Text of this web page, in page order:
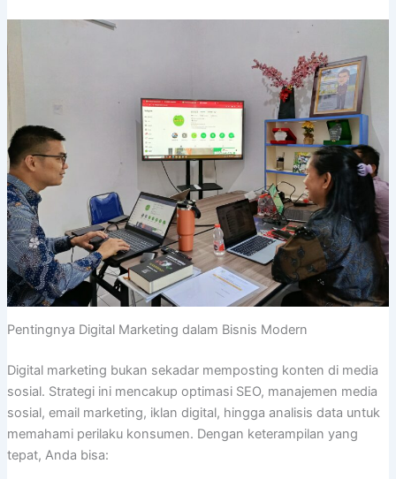
Pentingnya Digital Marketing dalam Bisnis Modern
Digital marketing bukan sekadar memposting konten di media
sosial. Strategi ini mencakup optimasi SEO, manajemen media
sosial, email marketing, iklan digital, hingga analisis data untuk
memahami perilaku konsumen. Dengan keterampilan yang
tepat, Anda bisa: